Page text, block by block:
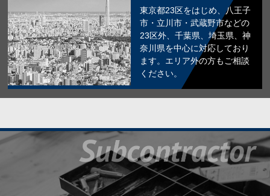
東京都23区をはじめ、八王子
市・立川市・武蔵野市などの
23区外、千葉県、埼玉県、神
奈川県を中心に対応しており
ます。エリア外の方もご相談
ください。